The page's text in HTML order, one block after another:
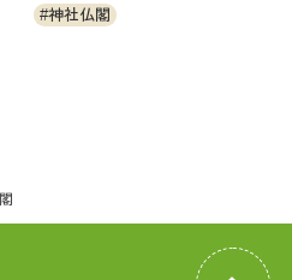
神社仏閣